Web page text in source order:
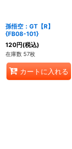
孫悟空：GT【R】
{FB08-101}
120円(税込)
在庫数 57枚
カートに入れる